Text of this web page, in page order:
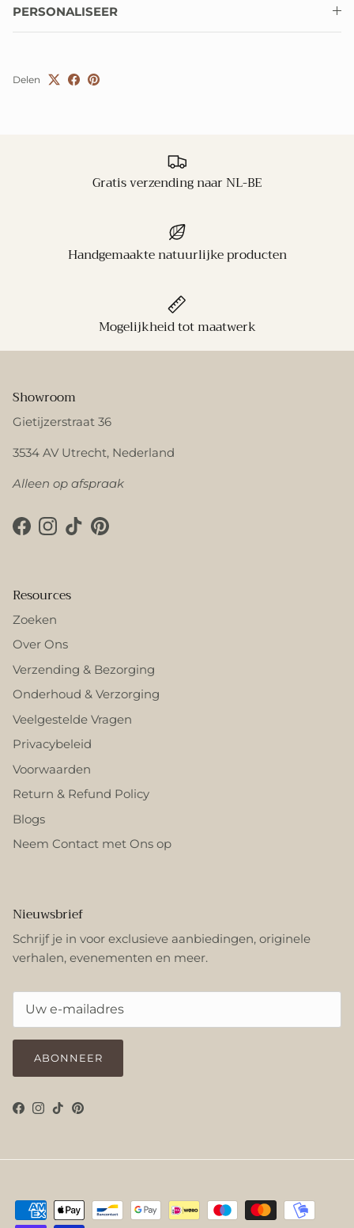
PERSONALISEER
Delen
Gratis verzending naar NL-BE
Handgemaakte natuurlijke producten
Mogelijkheid tot maatwerk
Showroom
Gietijzerstraat 36
3534 AV Utrecht, Nederland
Alleen op afspraak
Facebook
Instagram
TikTokPinterest
Resources
Zoeken
Over Ons
Verzending & Bezorging
Onderhoud & Verzorging
Veelgestelde Vragen
Privacybeleid
Voorwaarden
Return & Refund Policy
Blogs
Neem Contact met Ons op
Nieuwsbrief
Schrijf je in voor exclusieve aanbiedingen, originele
verhalen, evenementen en meer.
ABONNEER
Facebook
Instagram
TikTokPinterest